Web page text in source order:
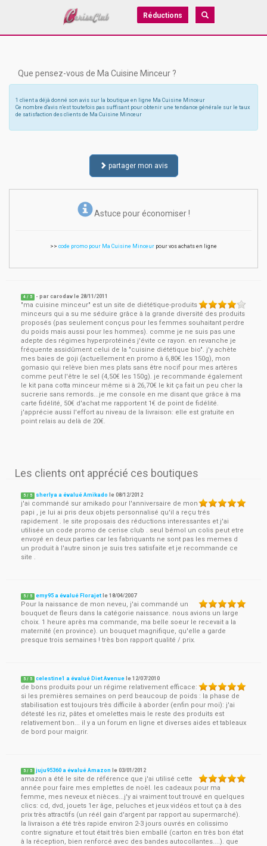
Réductions
Que pensez-vous de Ma Cuisine Minceur ?
1 client a déjà donné son avis sur la boutique en ligne Ma Cuisine Minceur
Ce nombre d'avis n'est toutefois pas suffisant pour obtenir une tendance générale sur le taux
de satisfaction des clients de Ma Cuisine Minceur
partager mon avis
Astuce pour économiser !
>> code promo pour Ma Cuisine Minceur pour vos achats en ligne
4 / 5 - parcarodav le 28/11/2011
"ma cuisine minceur" est un site de diététique-produits
minceurs qui a su me séduire grâce à la grande diversité des produits
proposés (pas seulement conçus pour les femmes souhaitant perdre
du poids mais aussi pour les hommes). comme je ne suis pas une
adepte des régimes hyperprotéinés j'évite ce rayon. en revanche je
fréquente assidûment celui de la "cuisine diététique bio". j'y achète
mes baies de goji (actuellement en promo à 6,80€ les 150g), mon
gomasio qui relève bien mes plats sans être nocif pour mes artères
comme peut l'être le sel (4,50€ les 150g). je recommande également
le kit pana cotta minceur même si à 26,70€ le kit ça fait un peu cher la
sucrerie sans remords...je me console en me disant que grâce à ma
carte fidélité, 50€ d'achat me rapportent 1€ de point de fidélité.
j'apprécie aussi l'effort au niveau de la livraison: elle est gratuite en
point relais au delà de 20€.
Les clients ont apprécié ces boutiques
5 / 5 sherlya a évalué Amikado le08/12/2012
j'ai commandé sur amikado pour l'anniversaire de mon
papi , je lui ai pris deux objets personnalisé qu'il a reçu trés
rapidement . le site proposais des réductions interessantes et j'ai
utilisée un code promo de cerise club . seul bémol un colis peut etre
envoyé en deux parties car les fabriquants ne sont pas les memes d
un produit à l'autre sinon je suis tres satisfaite et je recommande ce
site .
5 / 5 emy95 a évalué Florajet le18/04/2007
Pour la naissance de mon neveu, j'ai commandé un
bouquet de fleurs dans la catégorie naissance. nous avions un large
choix. 1 heure après ma commande, ma belle soeur le recevait a la
maternité (en province). un bouquet magnifique, qu'elle a garde
presque trois semaines ! très bon rapport qualité / prix.
5 / 5 celestine1 a évalué Diet Avenue le12/07/2010
de bons produits pour un régime relativement efficace:
si les premières semaines on perd beaucoup de poids : la phase de
stabilisation est toujours très difficile à aborder (enfin pour moi): j'ai
détesté les riz, pâtes et omelettes mais le reste des produits est
relativement bon... il y a un forum en ligne et diverses aides et tableaux
de bord pour maigrir.
5 / 5 juju95360 a évalué Amazon le03/01/2012
amazon a été le site de référence que j'ai utilisé cette
année pour faire mes emplettes de noël. les cadeaux pour ma
femme, mes neveux et nièces...j'y ai vraiment tout trouvé en quelques
clics: cd, dvd, jouets 1er âge, peluches et jeux vidéos et tout ça à des
prix très attractifs (un réél gain d'argent par rapport au supermarché).
la livraison a été très rapide environ 2-3 jours ouvrés en colissimo
contre signature et tout était très bien emballé (carton en très bon état
à la réception, bien renforcé avec des bandes autocollantes....). que